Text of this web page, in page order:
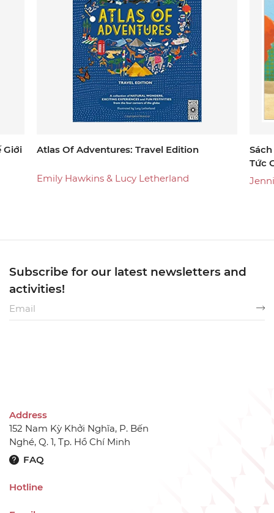
Giới Atlas Of Adventures: Travel Edition
Emily Hawkins & Lucy Letherland
Tức
Address
152 Nam Kỳ Khởi Nghĩa, P. Bến
Nghé, Q. 1, Tp. Hồ Chí Minh
FAQ
Hotline
Subscribe for our latest newsletters and
activities!